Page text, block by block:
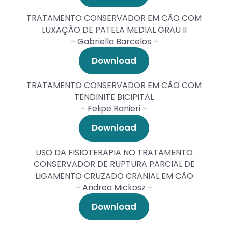
TRATAMENTO CONSERVADOR EM CÃO COM
LUXAÇÃO DE PATELA MEDIAL GRAU II
– Gabriella Barcelos –
Download
TRATAMENTO CONSERVADOR EM CÃO COM
TENDINITE BICIPITAL
– Felipe Ranieri –
Download
USO DA FISIOTERAPIA NO TRATAMENTO
CONSERVADOR DE RUPTURA PARCIAL DE
LIGAMENTO CRUZADO CRANIAL EM CÃO
– Andrea Mickosz –
Download